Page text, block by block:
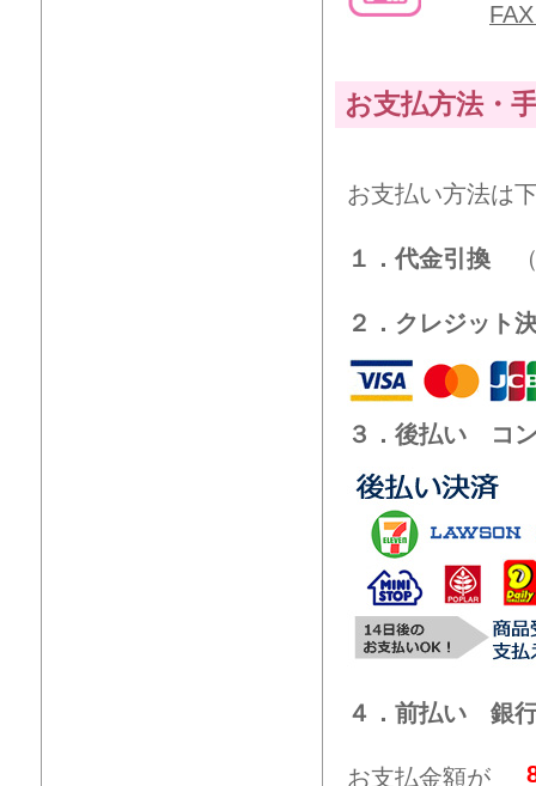
お支払方法・
お支払い方法は
１．代金引換 （
２．クレジット
３．後払い コ
４．前払い 銀
お支払金額が